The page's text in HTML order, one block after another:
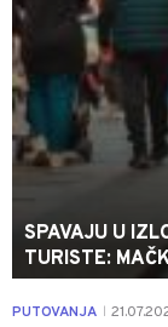
SPAVAJU U
TURISTE:
PUTOVANJA